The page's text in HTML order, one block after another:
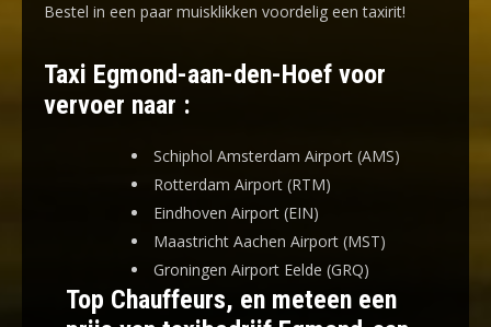
Bestel in een paar muisklikken voordelig een taxirit!
Taxi Egmond-aan-den-Hoef voor
vervoer naar :
Schiphol Amsterdam Airport (AMS)
Rotterdam Airport (RTM)
Eindhoven Airport (EIN)
Maastricht Aachen Airport (MST)
Groningen Airport Eelde (GRQ)
Top Chauffeurs, en meteen een